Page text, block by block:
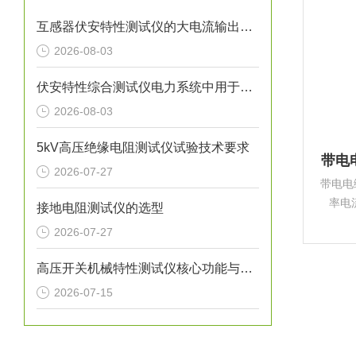
互感器伏安特性测试仪的大电流输出有什么作用？
2026-08-03
伏安特性综合测试仪电力系统中用于全自动检测电流互感器的仪器
2026-08-03
5kV高压绝缘电阻测试仪试验技术要求
2026-07-27
接地电阻测试仪的选型
2026-07-27
高压开关机械特性测试仪核心功能与测量参数
2026-07-15
带电
带电
率电
场工